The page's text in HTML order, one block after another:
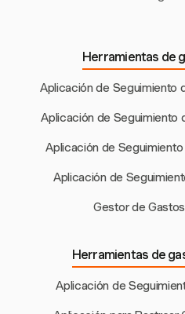
Herramientas de
Aplicación de Seguimiento
Aplicación de Seguimiento
Aplicación de
Aplicación de
Gestor de
Herramientas de
Aplicación de